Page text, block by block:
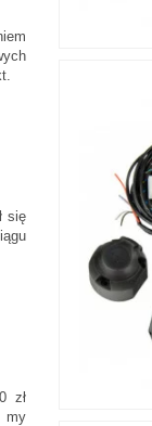
się
zł
my